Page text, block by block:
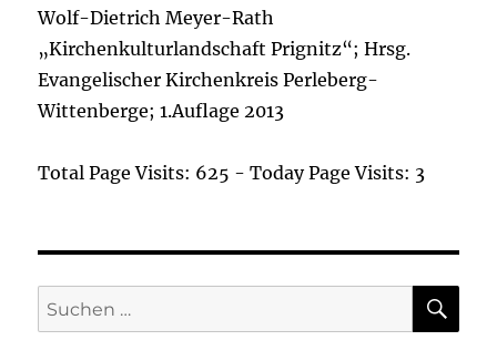
Wolf-Dietrich Meyer-Rath
„Kirchenkulturlandschaft Prignitz“; Hrsg.
Evangelischer Kirchenkreis Perleberg-
Wittenberge; 1.Auflage 2013
Total Page Visits: 625 - Today Page Visits: 3
Suchen
nach: